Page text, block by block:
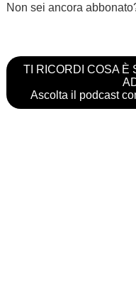
Non sei ancora
TI RICORDI COSA È
Ascolta il podcast